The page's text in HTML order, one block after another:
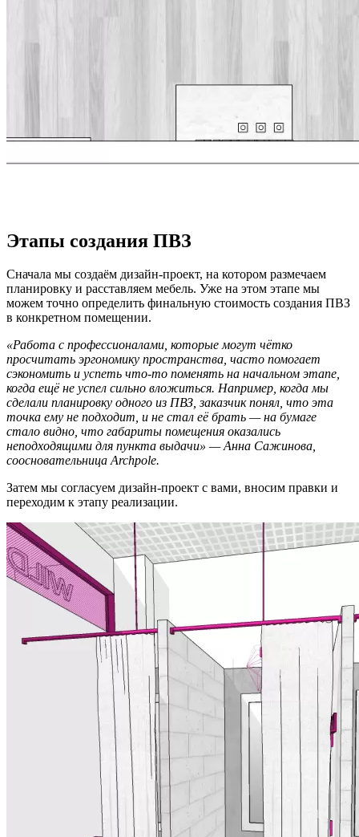
Этапы создания ПВЗ
Сначала мы создаём дизайн-проект, на котором размечаем
планировку и расставляем мебель. Уже на этом этапе мы
можем точно определить финальную стоимость создания ПВЗ
в конкретном помещении.
«Работа с профессионалами, которые могут чётко
просчитать эргономику пространства, часто помогает
сэкономить и успеть что-то поменять на начальном этапе,
когда ещё не успел сильно вложиться. Например, когда мы
сделали планировку одного из ПВЗ, заказчик понял, что эта
точка ему не подходит, и не стал её брать — на бумаге
стало видно, что габариты помещения оказались
неподходящими для пункта выдачи» — Анна Сажинова,
соосновательница Archpole.
Затем мы согласуем дизайн-проект с вами, вносим правки и
переходим к этапу реализации.